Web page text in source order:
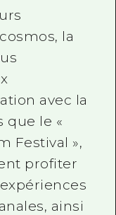
la
avec la
que le «
Festival »,
profiter
ainsi